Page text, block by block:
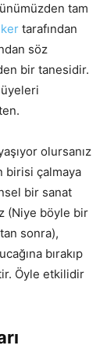
tam
tarafından
söz
bir tanesidir.
olursanız
birisi çalmaya
bir sanat
(Niye böyle bir
sonra),
bırakıp
Öyle etkilidir